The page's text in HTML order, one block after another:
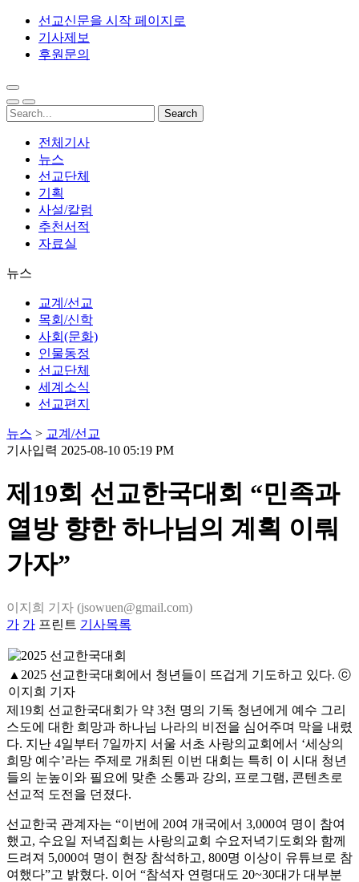
선교신문을 시작 페이지로
기사제보
후원문의
전체기사
뉴스
선교단체
기획
사설/칼럼
추천서적
자료실
뉴스
교계/선교
목회/신학
사회(문화)
인물동정
선교단체
세계소식
선교편지
뉴스 > 교계/선교
기사입력 2025-08-10 05:19 PM
제19회 선교한국대회 “민족과
열방 향한 하나님의 계획 이뤄
가자”
이지희 기자 (jsowuen@gmail.com)
가 가 프린트 기사목록
▲2025 선교한국대회에서 청년들이 뜨겁게 기도하고 있다. ⓒ
이지희 기자
제19회 선교한국대회가 약 3천 명의 기독 청년에게 예수 그리
스도에 대한 희망과 하나님 나라의 비전을 심어주며 막을 내렸
다. 지난 4일부터 7일까지 서울 서초 사랑의교회에서 ‘세상의
희망 예수’라는 주제로 개최된 이번 대회는 특히 이 시대 청년
들의 눈높이와 필요에 맞춘 소통과 강의, 프로그램, 콘텐츠로
선교적 도전을 던졌다.
선교한국 관계자는 “이번에 20여 개국에서 3,000여 명이 참여
했고, 수요일 저녁집회는 사랑의교회 수요저녁기도회와 함께
드려져 5,000여 명이 현장 참석하고, 800명 이상이 유튜브로 참
여했다”고 밝혔다. 이어 “참석자 연령대도 20~30대가 대부분